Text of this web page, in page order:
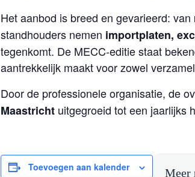
Het aanbod is breed en gevarieerd: van
standhouders nemen importplaten,
tegenkomt. De MECC-editie staat
aantrekkelijk maakt voor zowel
Door de professionele organisatie, de
Maastricht uitgegroeid tot een jaarlijks
Toevoegen aan kalender Meer